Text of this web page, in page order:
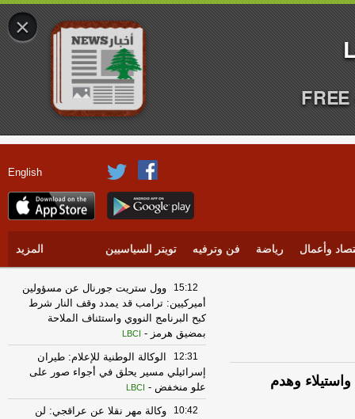
English
وأعمال رياضة فن وترفيه تويتر السياسيين المزيد
وهدم
15:12
وول ستريت جورنال عن مسؤولين
أميركيين: ترامب قد يمدد وقف النار شرط
كبح البرنامج النووي واستئناف الملاحة
بمضيق هرمز -
LBCI
12:31
الوكالة الوطنية للإعلام: طيران
إسرائيلي مسير يحلق في أجواء صور على
علو منخفض -
LBCI
10:42
وكالة مهر نقلا عن عراقجي: لن
×